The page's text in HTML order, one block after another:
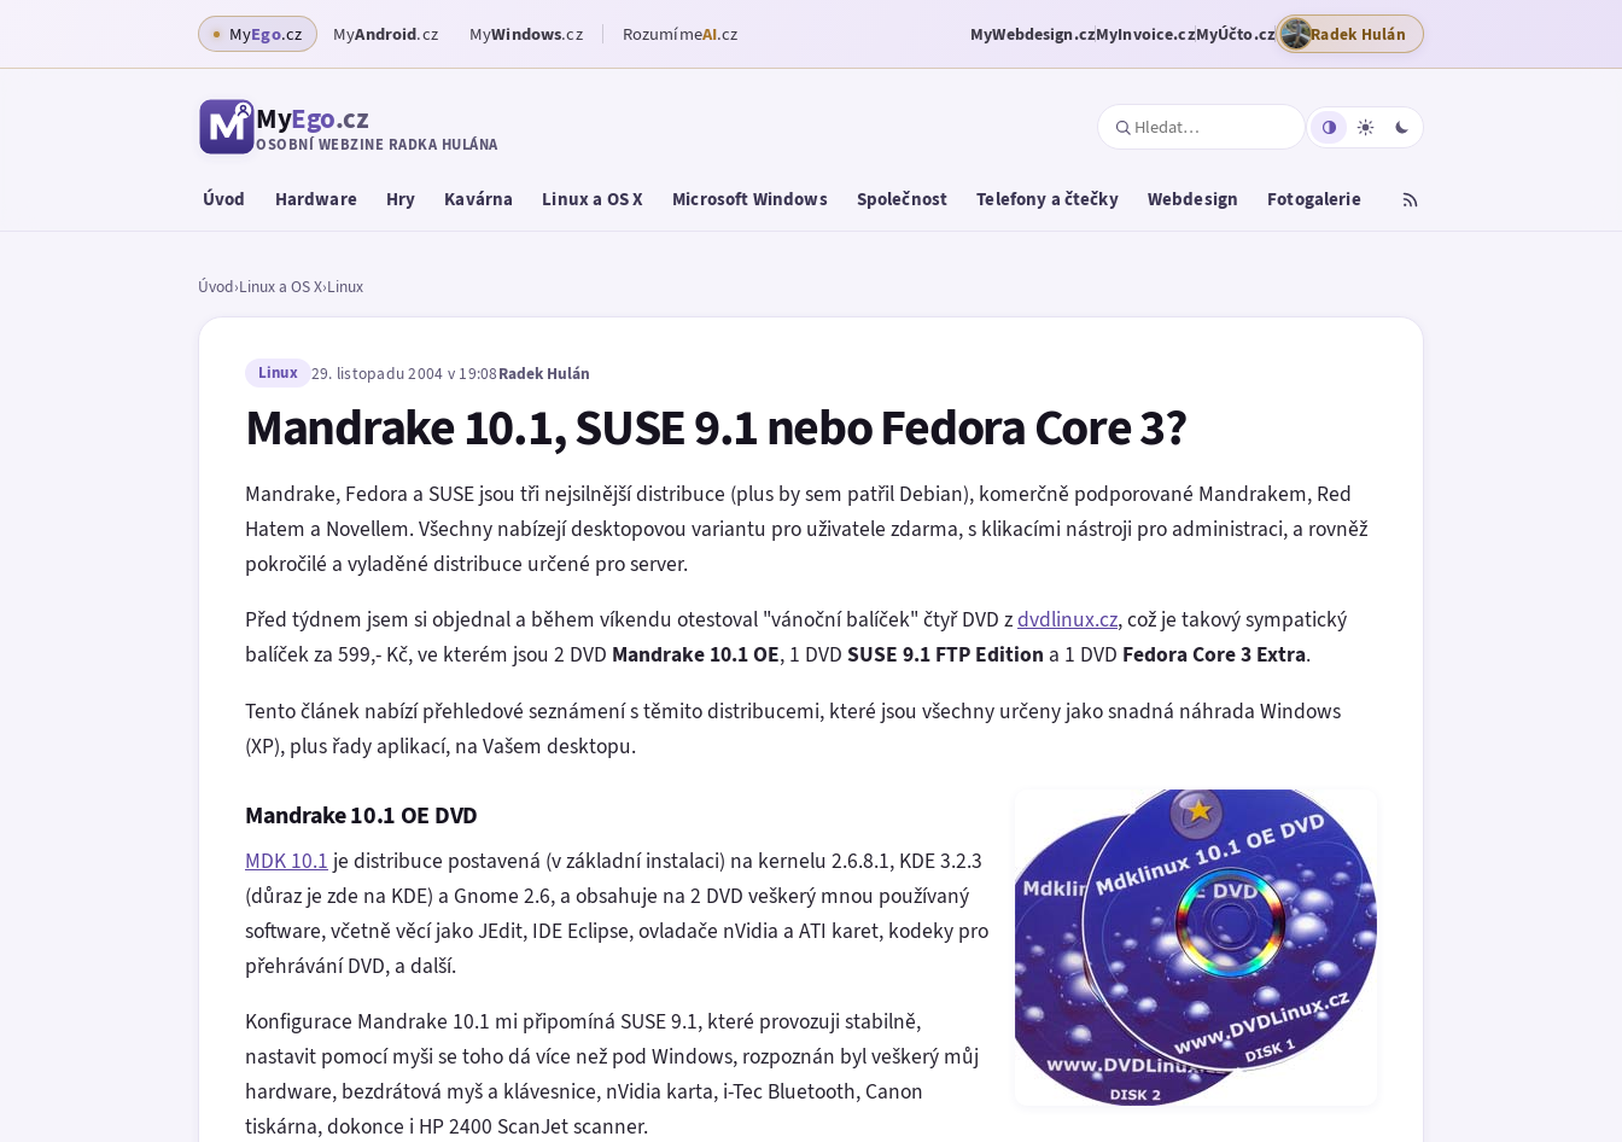
MyEgo.cz MyAndroid.cz MyWindows.cz RozumímeAI.cz MyWebdesign.czMyInvoice.czMyÚčto.cz Radek Hulán
MyEgo.cz
OSOBNÍ WEBZINE RADKA HULÁNA
Úvod Hardware Hry Kavárna Linux a OS X Microsoft Windows Společnost Telefony a čtečky Webdesign Fotogalerie
Úvod›Linux a OS X›Linux
Linux 29. listopadu 2004 v 19:08Radek Hulán
Mandrake 10.1, SUSE 9.1 nebo Fedora Core 3?
Mandrake, Fedora a SUSE jsou tři nejsilnější distribuce (plus by sem patřil Debian), komerčně podporované Mandrakem, Red
Hatem a Novellem. Všechny nabízejí desktopovou variantu pro uživatele zdarma, s klikacími nástroji pro administraci, a rovněž
pokročilé a vyladěné distribuce určené pro server.
Před týdnem jsem si objednal a během víkendu otestoval "vánoční balíček" čtyř DVD zdvdlinux.cz, což je takový sympatický
balíček za 599,- Kč, ve kterém jsou 2 DVD Mandrake 10.1 OE, 1 DVD SUSE 9.1 FTP Edition a 1 DVD Fedora Core 3 Extra.
Tento článek nabízí přehledové seznámení s těmito distribucemi, které jsou všechny určeny jako snadná náhrada Windows
(XP), plus řady aplikací, na Vašem desktopu.
Mandrake 10.1 OE DVD
MDK 10.1 je distribuce postavená (v základní instalaci) na kernelu 2.6.8.1, KDE 3.2.3
(důraz je zde na KDE) a Gnome 2.6, a obsahuje na 2 DVD veškerý mnou používaný
software, včetně věcí jako JEdit, IDE Eclipse, ovladače nVidia a ATI karet, kodeky pro
přehrávání DVD, a další.
Konfigurace Mandrake 10.1 mi připomíná SUSE 9.1, které provozuji stabilně,
nastavit pomocí myši se toho dá více než pod Windows, rozpoznán byl veškerý můj
hardware, bezdrátová myš a klávesnice, nVidia karta, i-Tec Bluetooth, Canon
tiskárna, dokonce i HP 2400 ScanJet scanner.